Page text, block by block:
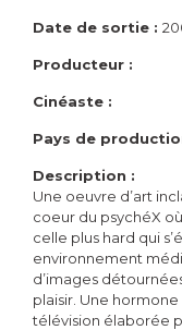
Date de sortie :
Producteur :
Cinéaste :
Pays de
Description :
Une oeuvre d’art
coeur du psychéX
celle plus hard qui
environnement
d’images
plaisir. Une
télévision élaborée